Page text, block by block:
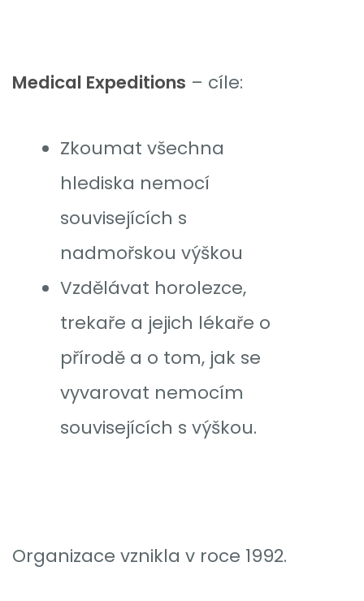
Medical Expeditions – cíle:
Zkoumat všechna
hlediska nemocí
souvisejících s
nadmořskou výškou
Vzdělávat horolezce,
trekaře a jejich lékaře o
přírodě a o tom, jak se
vyvarovat nemocím
souvisejících s výškou.
Organizace vznikla v roce 1992.